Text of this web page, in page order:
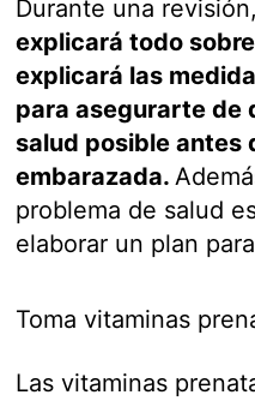
Durante una
explicará todo
explicará las
para asegurarte de
salud posible antes
embarazada.
problema de salud
elaborar un plan
Toma vitaminas
Las vitaminas